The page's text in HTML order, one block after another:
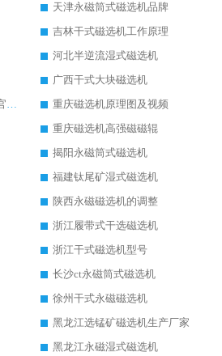
天津永磁筒式磁选机品牌
吉林干式磁选机工作原理
河北半逆流湿式磁选机
广西干式大块磁选机
河北hth·华体会（中国）官方网站-hth.com 工作视频
重庆磁选机原理图及视频
重庆磁选机高强磁磁辊
揭阳永磁筒式磁选机
福建钛尾矿湿式磁选机
陕西永磁磁选机的调整
浙江履带式干选磁选机
浙江干式磁选机型号
长沙ct永磁筒式磁选机
徐州干式永磁磁选机
黑龙江选锰矿磁选机生产厂家
黑龙江永磁湿式磁选机